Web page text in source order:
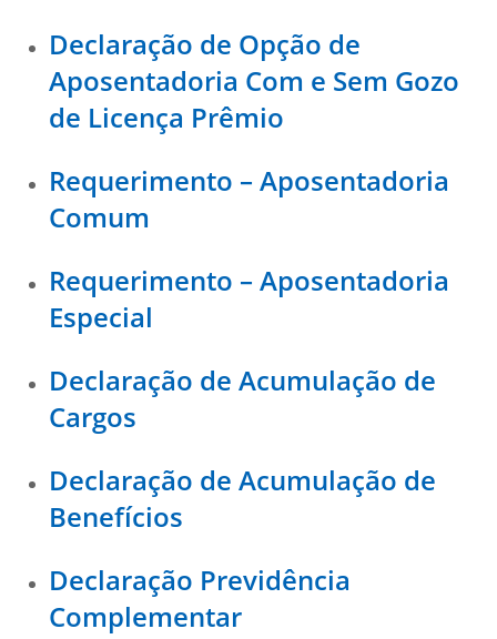
Declaração de Opção de
Aposentadoria Com e Sem Gozo
de Licença Prêmio
Requerimento – Aposentadoria
Comum
Requerimento – Aposentadoria
Especial
Declaração de Acumulação de
Cargos
Declaração de Acumulação de
Benefícios
Declaração Previdência
Complementar